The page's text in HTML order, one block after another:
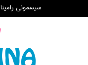
سیسمونی رامینا